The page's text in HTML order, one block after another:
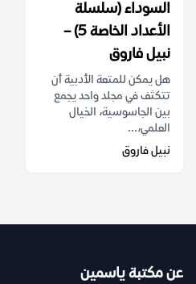
السوداء (سلسلة
الأعداد الخاصة 5) –
نبيل فاروق
هل يمكن للمتعة الأدبية أن
تتكثف في مجلد واحد يجمع
بين الجاسوسية، الخيال
العلمي،...
نبيل فاروق
عن مكتبة ياسمين